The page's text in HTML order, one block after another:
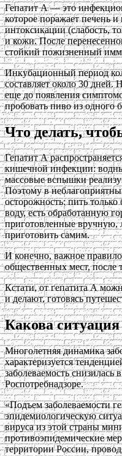
Гепатит А — это
которое поражает печень
интоксикации (слабость,
и кожи. После
стойкий пожизненный
Инкубационный период
составляет около 30 дней.
еще до появления
пробовать пиво из одного
Что делать,
Гепатит А
кишечной инфекции:
массовые вспышки
Поэтому в
осторожность: пить
воду, есть обработанную
приготовленные вручную,
приготовить самим.
И конечно, важное
общественных мест, после
Кстати, от гепатита А
и делают, готовясь
Какова
Многолетняя динамика
характеризуется
заболеваемость снизилась
Роспотребнадзоре.
«Подъем заболеваемости
эпидемиологическую
вируса из этой страны
противоэпидемические
территории России,